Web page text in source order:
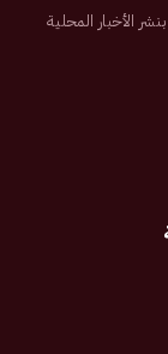
تم تأسيسها عام 2007م تهتم بنشر الأخبار المحلية